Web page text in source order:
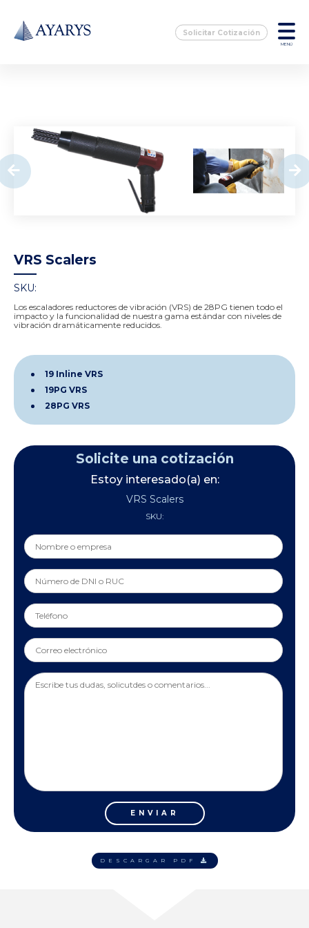
Solicitar Cotización
MENÚ
VRS Scalers
SKU:
Los escaladores reductores de vibración (VRS) de 28PG tienen todo el
impacto y la funcionalidad de nuestra gama estándar con niveles de
vibración dramáticamente reducidos.
19 Inline VRS
19PG VRS
28PG VRS
Solicite una cotización
Estoy interesado(a) en:
VRS Scalers
SKU:
ENVIAR
DESCARGAR PDF